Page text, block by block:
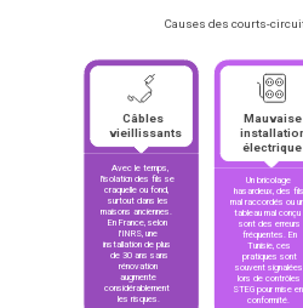
Causes des courts-
Câbles
vieillissants
Mauvaise
électrique
Avec le temps,
l'isolation des fils se
craquelle ou fond,
surtout dans les
maisons anciennes.
En France, selon
l'INRS, une
installation de plus
de 30 ans sans
rénovation
augmente
considérablement
les risques.
Un bricolage
hasardeux, des fils
mal raccordés ou un
tableau mal conçu
sont des erreurs
fréquentes. En
Tunisie, ces
pratiques sont
souvent signalées
lors de contrôles
STEG pour mise en
conformité.